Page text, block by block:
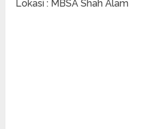
Lokasi : MBSA Shah Alam